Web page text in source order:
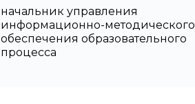
начальник управления
информационно-методического
обеспечения образовательного
процесса